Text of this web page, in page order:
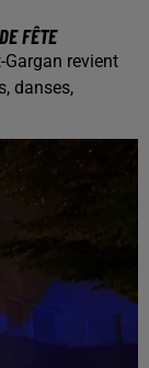
FÊTE
revient
danses,